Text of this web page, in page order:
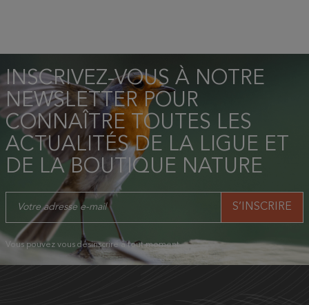
INSCRIVEZ-VOUS À NOTRE
NEWSLETTER POUR
CONNAÎTRE TOUTES LES
ACTUALITÉS DE LA LIGUE ET
DE LA BOUTIQUE NATURE
Vous pouvez vous désinscrire à tout moment.